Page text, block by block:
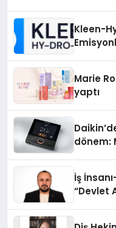
Kleen-
Marie
yaptı
dönem:
İş
“Devlet